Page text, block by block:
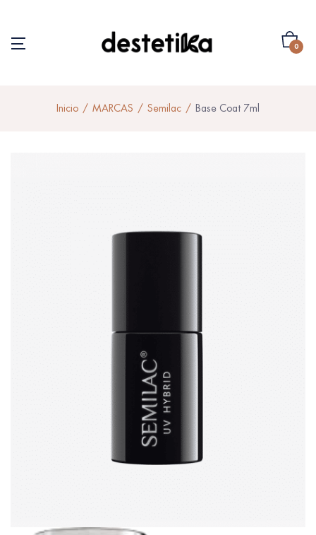
0
Inicio MARCAS Semilac Base Coat 7ml